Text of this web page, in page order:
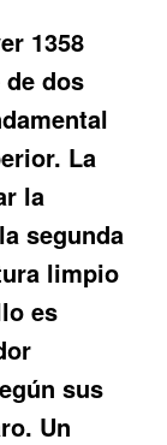
1358
dos
La
la
segunda
limpio
es
sus
Un